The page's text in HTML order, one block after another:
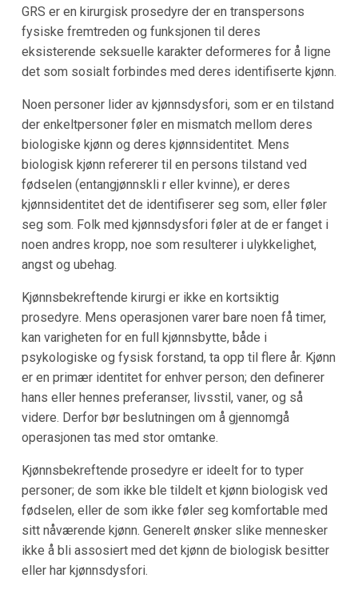
GRS er en kirurgisk prosedyre der en transpersons
fysiske fremtreden og funksjonen til deres
eksisterende seksuelle karakter deformeres for å ligne
det som sosialt forbindes med deres identifiserte kjønn.
Noen personer lider av kjønnsdysfori, som er en tilstand
der enkeltpersoner føler en mismatch mellom deres
biologiske kjønn og deres kjønnsidentitet. Mens
biologisk kjønn refererer til en persons tilstand ved
fødselen (entangjønnskli r eller kvinne), er deres
kjønnsidentitet det de identifiserer seg som, eller føler
seg som. Folk med kjønnsdysfori føler at de er fanget i
noen andres kropp, noe som resulterer i ulykkelighet,
angst og ubehag.
Kjønnsbekreftende kirurgi er ikke en kortsiktig
prosedyre. Mens operasjonen varer bare noen få timer,
kan varigheten for en full kjønnsbytte, både i
psykologiske og fysisk forstand, ta opp til flere år. Kjønn
er en primær identitet for enhver person; den definerer
hans eller hennes preferanser, livsstil, vaner, og så
videre. Derfor bør beslutningen om å gjennomgå
operasjonen tas med stor omtanke.
Kjønnsbekreftende prosedyre er ideelt for to typer
personer; de som ikke ble tildelt et kjønn biologisk ved
fødselen, eller de som ikke føler seg komfortable med
sitt nåværende kjønn. Generelt ønsker slike mennesker
ikke å bli assosiert med det kjønn de biologisk besitter
eller har kjønnsdysfori.